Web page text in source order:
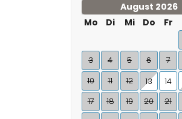
August 2026
Mo
Di Mi Do Fr
3
4 5 6 7
10
11 12 13 14
17
18 19 20 21